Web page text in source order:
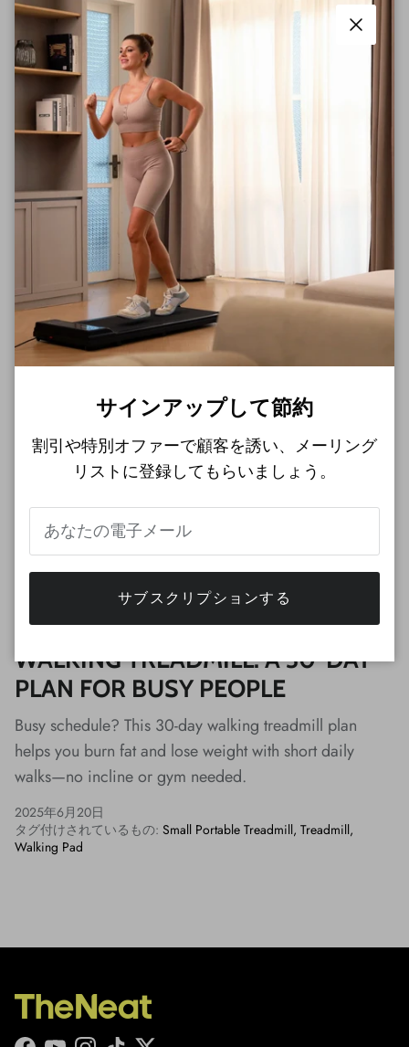
SITTING ALL DAY? HOW A
WALKING PAD CAN SAVE YOUR
BACK (AND YOUR PRODUCTIVITY)
Sitting for hours a day can harm your health, increasing
your risk for heart disease and back pain. Discover
how using a walking pad can help relieve discomfort,
improve circulation, and keep you active while working
from home.
2025年8月22日
タグ付けされているもの: Small Portable Treadmill
Walking Pad
HOW TO LOSE WEIGHT WITH A
WALKING TREADMILL: A 30-DAY
PLAN FOR BUSY PEOPLE
Busy schedule? This 30-day walking treadmill plan
helps you burn fat and lose weight with short daily
walks—no incline or gym needed.
2025年6月20日
タグ付けされているもの: Small Portable Treadmill Treadmill
Walking Pad
閉じる
サインアップして節約
割引や特別オファーで顧客を誘い、メーリング
リストに登録してもらいましょう。
サブスクリプションする